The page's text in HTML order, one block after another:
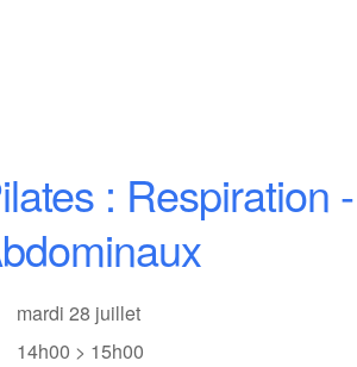
: Respiration -
mardi 28 juillet
14h00 > 15h00